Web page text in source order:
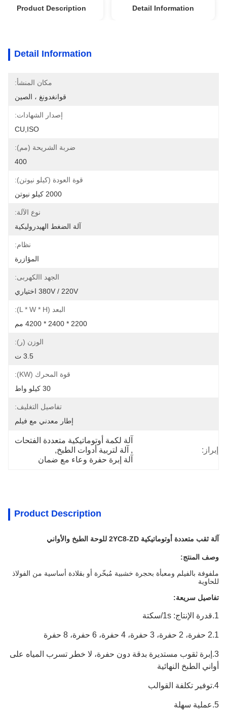
Detail Information
Product Description
Detail Information
مكان المنشأ:
قوانغدونغ ، الصين
إصدار الشهادات:
CU,ISO
ضربة الشريحة (مم):
400
قوة العودة (كيلو نيوتن):
2000 كيلو نيوتن
نوع الآلة:
آلة الضغط الهيدروليكية
نظام:
المؤازرة
الجهد االكهربى:
380V / 220V اختياري
البعد (L * W * H):
2200 * 2400 * 4200 مم
الوزن (ر):
3.5 ت
قوة المحرك (kW):
30 كيلو واط
تفاصيل التغليف:
إطار معدني مع فيلم
إبراز:
آلة لكمة أوتوماتيكية متعددة الفتحات
, آلة لتربية أدوات الطبخ,
آلة إبرة حفرة وعاء مع ضمان
Product Description
آلة ثقب متعددة أوتوماتيكية 2YC8-ZD للوحة الطبخ والأواني
وصف المنتج:
ملفوفة بالفيلم ومعبأة بحجرة خشبية مُبخّرة أو بقلادة أساسية من الفولاذ
للحاوية
تفاصيل سريعة:
1. قدرة الإنتاج: 1s/سكتة
2.1 حفرة، 2 حفرة، 3 حفرة، 4 حفرة، 6 حفرة، 8 حفرة
3. إبرة ثقوب مستديرة بدقة دون حفرة، لا خطر تسرب المياه على
أواني الطبخ النهائية
4. توفير تكلفة القوالب
5. عملية سهلة